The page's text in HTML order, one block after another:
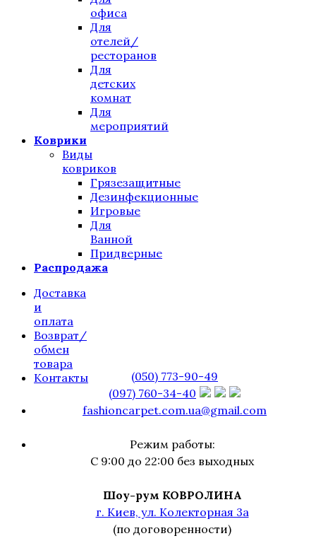
офиса
Для
отелей/
ресторанов
Для
детских
комнат
Для
мероприятий
Коврики
Виды
ковриков
Грязезащитные
Дезинфекционные
Игровые
Для
Ванной
Придверные
Распродажа
Доставка
и
оплата
Возврат/
обмен
товара
Контакты
(050) 773-90-49
(097) 760-34-40
fashioncarpet.com.ua@gmail.com
Режим работы:
С 9:00 до 22:00 без выходных
Шоу-рум КОВРОЛИНА
г. Киев, ул. Колекторная 3а
(по договоренности)